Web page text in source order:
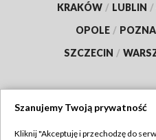
KRAKÓW / LUBLIN /
OPOLE /
SZCZECIN /
Szanujemy Twoją prywatność
Kliknij "Akceptuję i przechodzę do